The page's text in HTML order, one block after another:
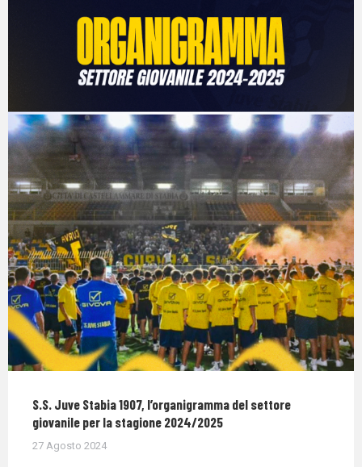
S.S. Juve Stabia 1907, l’organigramma del settore
giovanile per la stagione 2024/2025
27 Agosto 2024